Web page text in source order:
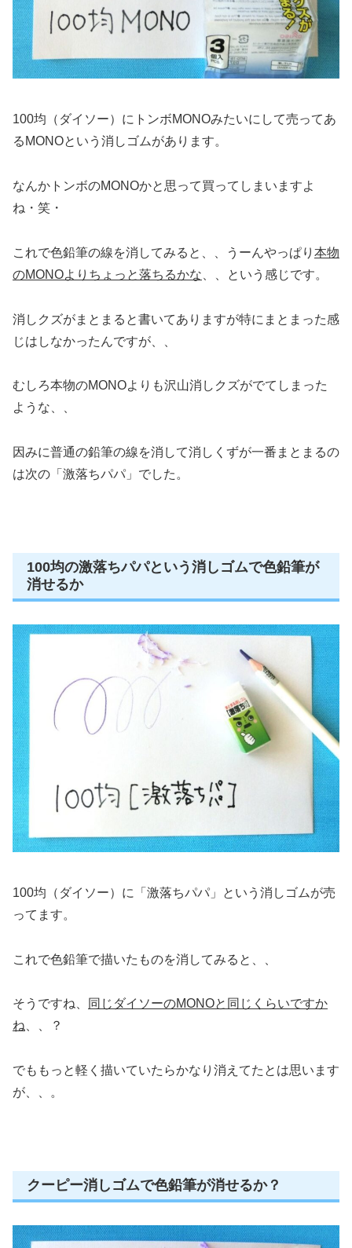
100均（ダイソー）にトンボMONOみたいにして売ってあ
るMONOという消しゴムがあります。
なんかトンボのMONOかと思って買ってしまいますよ
ね・笑・
これで色鉛筆の線を消してみると、、うーんやっぱり 本物
のMONOよりちょっと落ちるかな 、、という感じです。
消しクズがまとまると書いてありますが特にまとまった感
じはしなかったんですが、、
むしろ本物のMONOよりも沢山消しクズがでてしまった
ような、、
因みに普通の鉛筆の線を消して消しくずが一番まとまるの
は次の「激落ちパパ」でした。
100均の激落ちパパという消しゴムで色鉛筆が
消せるか
100均（ダイソー）に「激落ちパパ」という消しゴムが売
ってます。
これで色鉛筆で描いたものを消してみると、、
そうですね、
同じダイソーのMONOと同じくらいですか
ね、、？
でももっと軽く描いていたらかなり消えてたとは思います
が、、。
クーピー消しゴムで色鉛筆が消せるか？